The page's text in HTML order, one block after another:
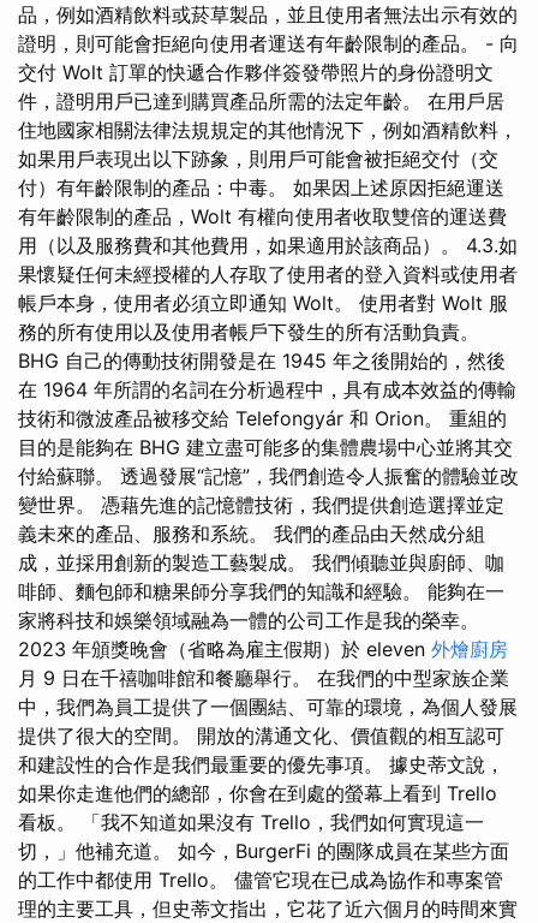
品，例如酒精飲料或菸草製品，並且使用者無法出示有效的
證明，則可能會拒絕向使用者運送有年齡限制的產品。 - 向
交付 Wolt 訂單的快遞合作夥伴簽發帶照片的身份證明文
件，證明用戶已達到購買產品所需的法定年齡。 在用戶居
住地國家相關法律法規規定的其他情況下，例如酒精飲料，
如果用戶表現出以下跡象，則用戶可能會被拒絕交付（交
付）有年齡限制的產品：中毒。 如果因上述原因拒絕運送
有年齡限制的產品，Wolt 有權向使用者收取雙倍的運送費
用（以及服務費和其他費用，如果適用於該商品）。 4.3.如
果懷疑任何未經授權的人存取了使用者的登入資料或使用者
帳戶本身，使用者必須立即通知 Wolt。 使用者對 Wolt 服
務的所有使用以及使用者帳戶下發生的所有活動負責。
BHG 自己的傳動技術開發是在 1945 年之後開始的，然後
在 1964 年所謂的名詞在分析過程中，具有成本效益的傳輸
技術和微波產品被移交給 Telefongyár 和 Orion。 重組的
目的是能夠在 BHG 建立盡可能多的集體農場中心並將其交
付給蘇聯。 透過發展“記憶”，我們創造令人振奮的體驗並改
變世界。 憑藉先進的記憶體技術，我們提供創造選擇並定
義未來的產品、服務和系統。 我們的產品由天然成分組
成，並採用創新的製造工藝製成。 我們傾聽並與廚師、咖
啡師、麵包師和糖果師分享我們的知識和經驗。 能夠在一
家將科技和娛樂領域融為一體的公司工作是我的榮幸。
2023 年頒獎晚會（省略為雇主假期）於 eleven 外燴廚房
月 9 日在千禧咖啡館和餐廳舉行。 在我們的中型家族企業
中，我們為員工提供了一個團結、可靠的環境，為個人發展
提供了很大的空間。 開放的溝通文化、價值觀的相互認可
和建設性的合作是我們最重要的優先事項。 據史蒂文說，
如果你走進他們的總部，你會在到處的螢幕上看到 Trello
看板。 「我不知道如果沒有 Trello，我們如何實現這一
切，」他補充道。 如今，BurgerFi 的團隊成員在某些方面
的工作中都使用 Trello。 儘管它現在已成為協作和專案管
理的主要工具，但史蒂文指出，它花了近六個月的時間來實